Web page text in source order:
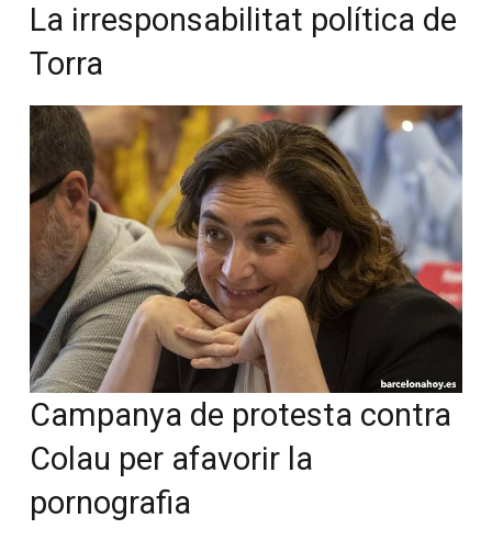
La irresponsabilitat política de
Torra
Campanya de protesta contra
Colau per afavorir la
pornografia